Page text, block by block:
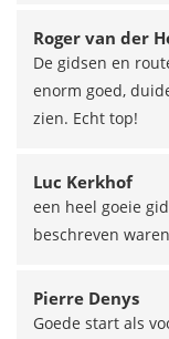
Roger van der
De gidsen en
enorm goed,
zien. Echt top!
Luc Kerkhof
een heel goeie
beschreven
Pierre Denys
Goede start als